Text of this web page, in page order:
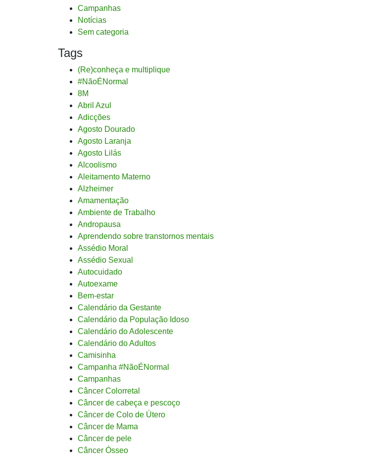
Campanhas
Notícias
Sem categoria
Tags
(Re)conheça e multiplique
#NãoÉNormal
8M
Abril Azul
Adicções
Agosto Dourado
Agosto Laranja
Agosto Lilás
Alcoolismo
Aleitamento Materno
Alzheimer
Amamentação
Ambiente de Trabalho
Andropausa
Aprendendo sobre transtornos mentais
Assédio Moral
Assédio Sexual
Autocuidado
Autoexame
Bem-estar
Calendário da Gestante
Calendário da População Idoso
Calendário do Adolescente
Calendário do Adultos
Camisinha
Campanha #NãoÉNormal
Campanhas
Câncer Colorretal
Câncer de cabeça e pescoço
Câncer de Colo de Útero
Câncer de Mama
Câncer de pele
Câncer Ósseo